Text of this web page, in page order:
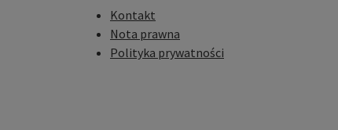
Kontakt
Nota prawna
Polityka prywatności